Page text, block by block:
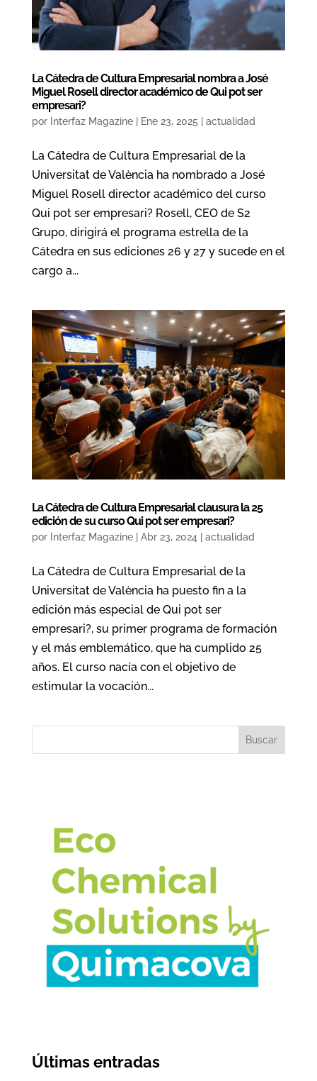
La Cátedra de Cultura Empresarial nombra a José
Miguel Rosell director académico de Qui pot ser
empresari?
por Interfaz Magazine| Ene 23, 2025 actualidad
La Cátedra de Cultura Empresarial de la
Universitat de València ha nombrado a José
Miguel Rosell director académico del curso
Qui pot ser empresari? Rosell, CEO de S2
Grupo, dirigirá el programa estrella de la
Cátedra en sus ediciones 26 y 27 y sucede en el
cargo a...
La Cátedra de Cultura Empresarial clausura la 25
edición de su curso Qui pot ser empresari?
por Interfaz Magazine| Abr 23, 2024 actualidad
La Cátedra de Cultura Empresarial de la
Universitat de València ha puesto fin a la
edición más especial de Qui pot ser
empresari?, su primer programa de formación
y el más emblemático, que ha cumplido 25
años. El curso nacía con el objetivo de
estimular la vocación...
Buscar
Últimas entradas